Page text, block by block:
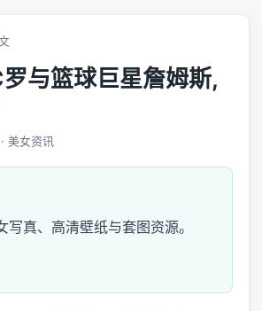
与篮球巨星詹姆斯,
美女资讯
写真、高清壁纸与套图资源。